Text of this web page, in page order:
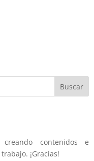
contenidos e
¡Gracias!